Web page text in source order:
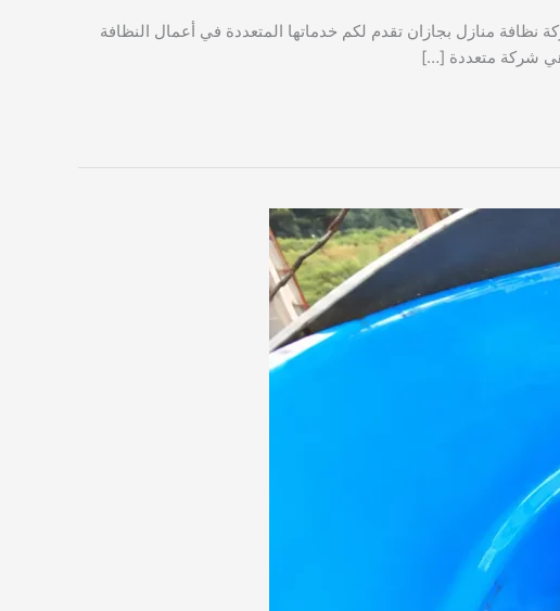
نظافة منازل بجازان تقدم لكم خدماتها المتعددة في أعمال النظافة
هي شركة متعددة […]